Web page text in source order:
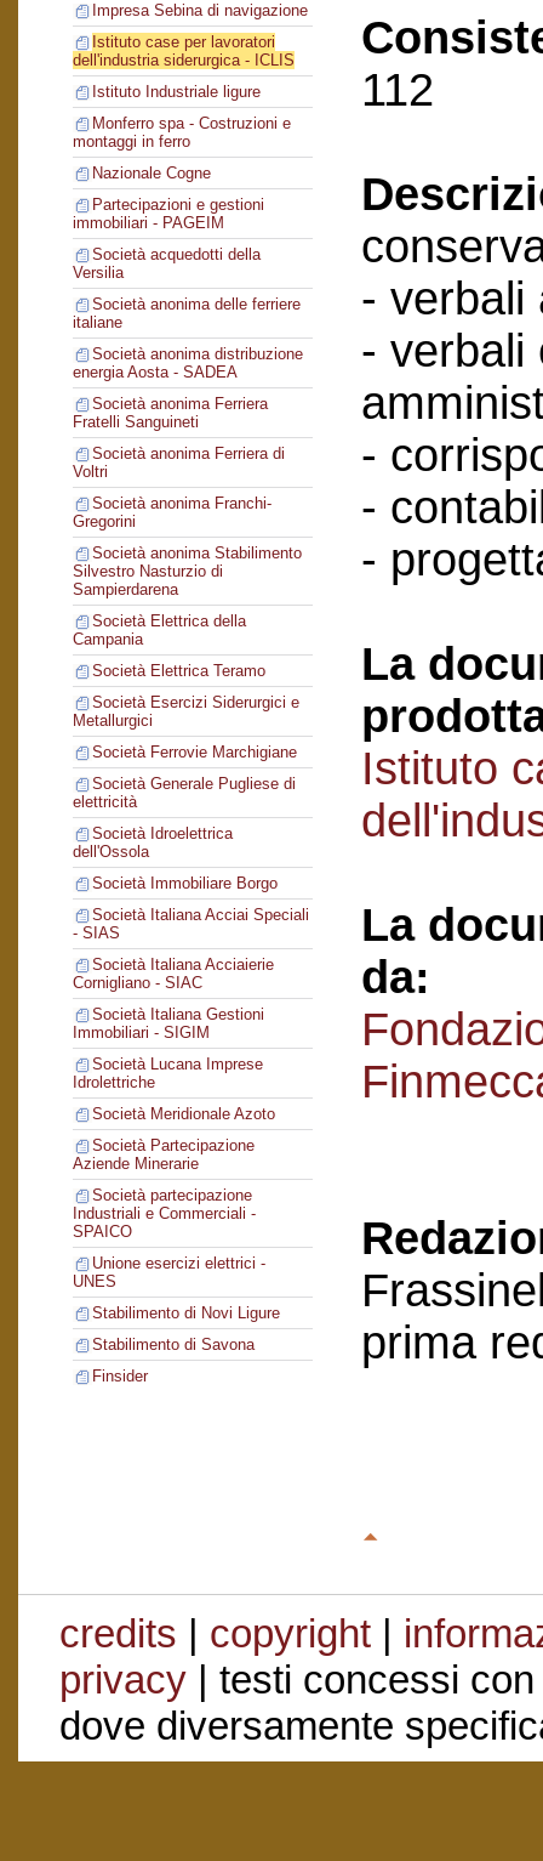
Impresa Sebina di navigazione
Istituto case per lavoratori
dell'industria siderurgica - ICLIS
Istituto Industriale ligure
Monferro spa - Costruzioni e
montaggi in ferro
Nazionale Cogne
Partecipazioni e gestioni
immobiliari - PAGEIM
Società acquedotti della
Versilia
Società anonima delle ferriere
italiane
Società anonima distribuzione
energia Aosta - SADEA
Società anonima Ferriera
Fratelli Sanguineti
Società anonima Ferriera di
Voltri
Società anonima Franchi-
Gregorini
Società anonima Stabilimento
Silvestro Nasturzio di
Sampierdarena
Società Elettrica della
Campania
Società Elettrica Teramo
Società Esercizi Siderurgici e
Metallurgici
Società Ferrovie Marchigiane
Società Generale Pugliese di
elettricità
Società Idroelettrica
dell'Ossola
Società Immobiliare Borgo
Società Italiana Acciai Speciali
- SIAS
Società Italiana Acciaierie
Cornigliano - SIAC
Società Italiana Gestioni
Immobiliari - SIGIM
Società Lucana Imprese
Idrolettriche
Società Meridionale Azoto
Società Partecipazione
Aziende Minerarie
Società partecipazione
Industriali e Commerciali -
SPAICO
Unione esercizi elettrici -
UNES
Stabilimento di Novi Ligure
Stabilimento di Savona
Finsider
112
- verbali
- verbali
-
-
-
La
Istituto
La
da:
prima
credits | copyright|
privacy| testi concessi
dove diversamente